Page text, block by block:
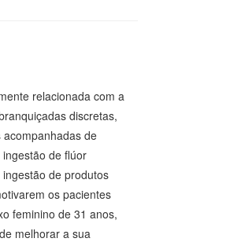
relacionada com a
discretas,
de
de flúor
de produtos
os pacientes
feminino de 31 anos,
melhorar a sua